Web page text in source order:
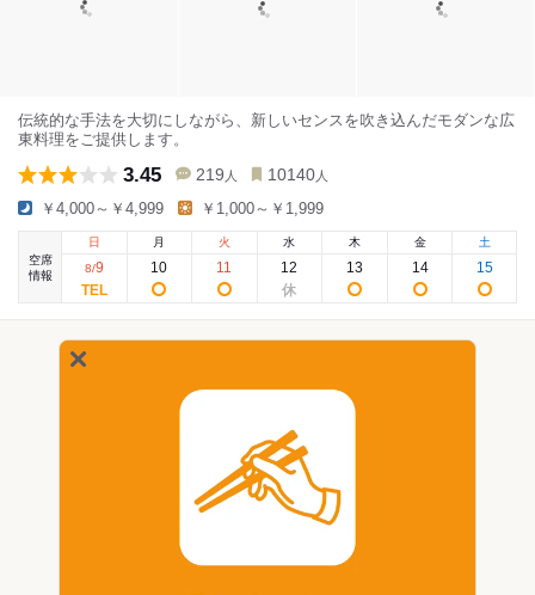
伝統的な手法を大切にしながら、新しいセンスを吹き込んだモダンな広
東料理をご提供します。
3.45 219 人 10140 人
￥4,000～￥4,999 ￥1,000～￥1,999
空席
情報
日
8/9
月
10
火
11
水
12
木
13
金
14
土
15